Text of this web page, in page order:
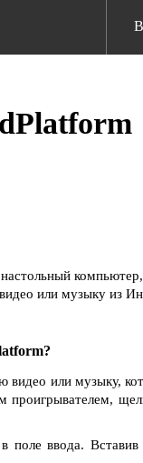
или музыку из
видео или музыку,
проигрывателем,
поле ввода.